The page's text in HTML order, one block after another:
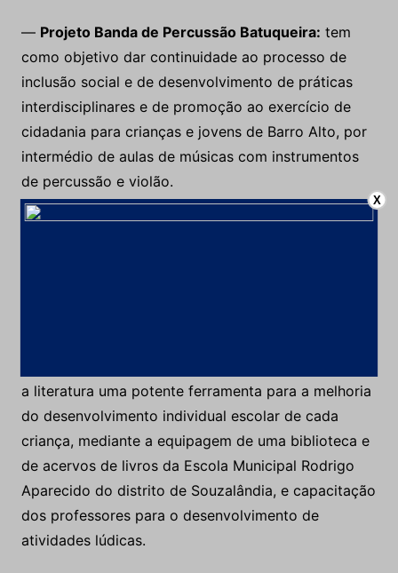
— Projeto Banda de Percussão Batuqueira: tem
como objetivo dar continuidade ao processo de
inclusão social e de desenvolvimento de práticas
interdisciplinares e de promoção ao exercício de
cidadania para crianças e jovens de Barro Alto, por
intermédio de aulas de músicas com instrumentos
de percussão e violão.
—Projeto Camerata de Violões:visa promover o
a literatura uma potente ferramenta para a melhoria
do desenvolvimento individual escolar de cada
criança, mediante a equipagem de uma biblioteca e
de acervos de livros da Escola Municipal Rodrigo
Aparecido do distrito de Souzalândia, e capacitação
dos professores para o desenvolvimento de
atividades lúdicas.
X